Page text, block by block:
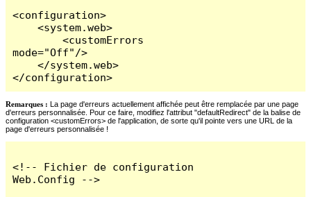
<configuration>
    <system.web>
        <customErrors
mode="Off"/>
    </system.web>
</configuration>
Remarques : La page d'erreurs actuellement affichée peut être remplacée par une page
d'erreurs personnalisée. Pour ce faire, modifiez l'attribut "defaultRedirect" de la balise de
configuration <customErrors> de l'application, de sorte qu'il pointe vers une URL de la
page d'erreurs personnalisée !
<!-- Fichier de configuration
Web.Config -->